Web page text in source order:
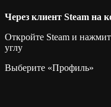
Через клиент Steam на
Откройте Steam и
углу
Выберите «Профиль»